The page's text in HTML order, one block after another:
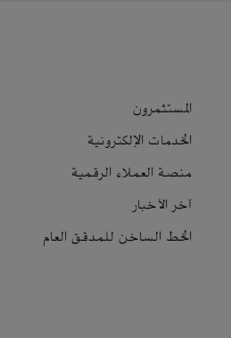
المستثمرون
الخدمات الإلكترونية
منصة العملاء الرقمية
آخر الأخبار
الخط الساخن للمدقق العام